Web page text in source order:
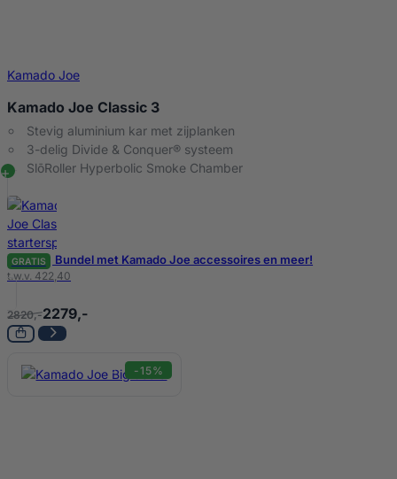
Kamado Joe
Kamado Joe Classic 3
Stevig aluminium kar met zijplanken
3-delig Divide & Conquer® systeem
SlōRoller Hyperbolic Smoke Chamber
GRATIS Bundel met Kamado Joe accessoires en meer!
t.w.v. 422,40
2820,-2279,-
-15%